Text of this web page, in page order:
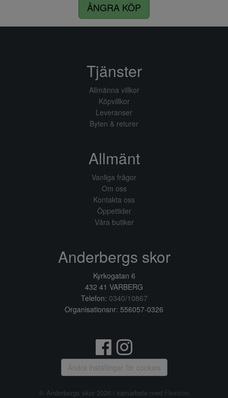
ÅNGRA KÖP
Tjänster
Allmänna villkor
Köpvillkor
Leveranser
Byten & returer
Allmänt
Vanliga frågor
Om oss
Kontakta oss
Öppettider
Våra butiker
Anderbergs skor
Kyrkogatan 6
432 41 VARBERG
Telefon: 0340/10867
Organisationsnr: 556057-0326
Ändra inställingar för cookies
© Anderbergs skor 2026 i samarbete med Flexicon